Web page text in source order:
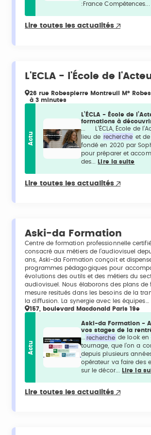
:France Compétences...
Lire toutes les actualités
L'ECLA - l'École de
26 rue Robespierre Montreuil M°
à 3 minutes
Actu
L’ÉCLA - École de
formations à
... L’ÉCLA, École de
lieu de recherche et
fondé en 2020 par
pour préparer et
des...
Lire la suite
Lire toutes les actualités
Aski-da Formation
Centre de formation professionnelle
consacré aux métiers de l’audiovisuel
ans, Aski-da Formation conçoit et
programmes pédagogiques pour
évolutions des outils et des métiers du
audiovisuel. Nous élaborons des plans de
mesure resitués dans les besoins de la
la diffusion. La synergie avec les équipes…
157, boulevard Macdonald Paris 19e
Actu
Aski-da Formation -
vos stages de la
...
recherche de look
tournage, que l’on a
depuis plusieurs
opérateur va faire des
sur le décor...
Lire la
Lire toutes les actualités